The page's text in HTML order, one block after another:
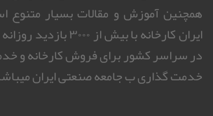
همچنین آموزش و مقالات بسیار
ایران کارخانه با بیش از
در سراسر کشور برای فروش کارخانه و
خدمت گذاری ب جامعه صنعتی ایران